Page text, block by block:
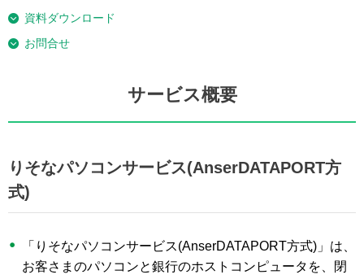
資料ダウンロード
お問合せ
サービス概要
りそなパソコンサービス(AnserDATAPORT方
式)
「りそなパソコンサービス(AnserDATAPORT方式)」は、
お客さまのパソコンと銀行のホストコンピュータを、閉